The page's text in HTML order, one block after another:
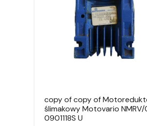
copy of copy of
ślimakowy Motovario
0901118S U